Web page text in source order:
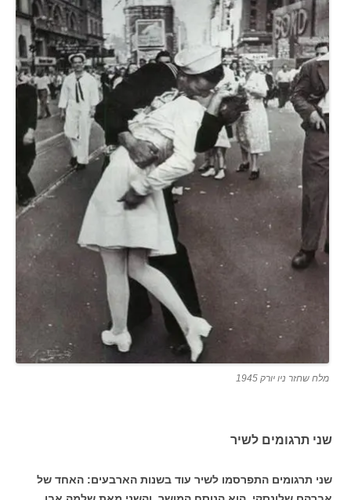
מלח שחזר ניו יורק 1945
שני תרגומים לשיר
שני תרגומים התפרסמו לשיר עוד בשנות הארבעים: האחד של